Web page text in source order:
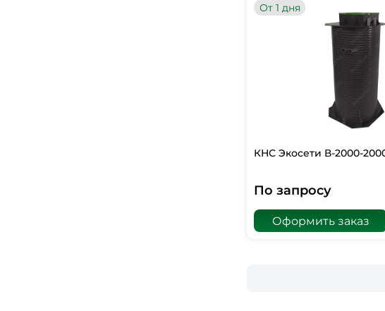
От 1 дня
КНС Экосети В-2000-
По запросу
Оформить заказ